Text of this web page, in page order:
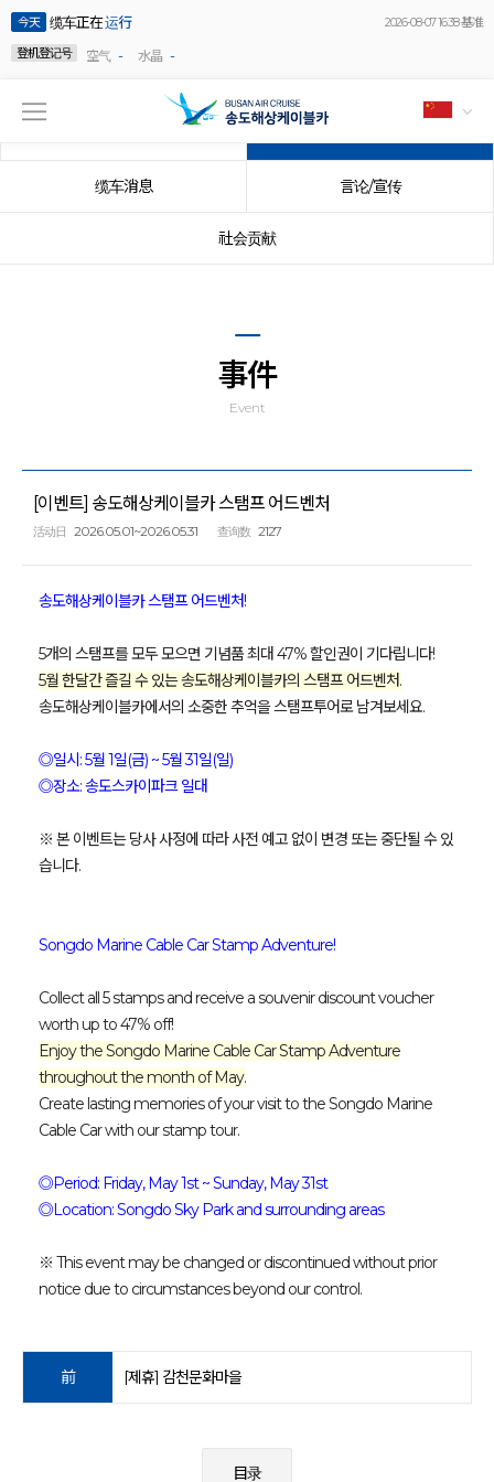
今天 缆车正在运行
2026-08-07 16:38 基准
登机登记号
空气 - 水晶 -
缆车消息 言论/宣传
社会贡献
事件
Event
[이벤트] 송도해상케이블카 스탬프 어드벤처
活动日 2026.05.01~2026.05.31 查询数 2127
송도해상케이블카 스탬프 어드벤처!
5개의 스탬프를 모두 모으면 기념품 최대 47% 할인권이 기다립니다!
5월 한달간 즐길 수 있는 송도해상케이블카의 스탬프 어드벤처.
송도해상케이블카에서의 소중한 추억을 스탬프투어로 남겨보세요.
◎일시: 5월 1일(금) ~ 5월 31일(일)
◎장소: 송도스카이파크 일대
※ ​본 이벤트는 당사 사정에 따라 사전 예고 없이 변경 또는 중단될 수 있
습니다.
Songdo Marine Cable Car Stamp Adventure!
Collect all 5 stamps and receive a souvenir discount voucher
worth up to 47% off!
Enjoy the Songdo Marine Cable Car Stamp Adventure
throughout the month of May.
Create lasting memories of your visit to the Songdo Marine
Cable Car with our stamp tour.
◎Period: Friday, May 1st ~ Sunday, May 31st
◎Location: Songdo Sky Park and surrounding areas
※ This event may be changed or discontinued without prior
notice due to circumstances beyond our control.
前 [제휴] 감천문화마을
目录